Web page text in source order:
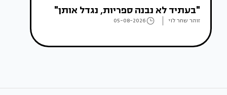
"בעתיד לא נבנה ספריות, נגדל אותן"
זוהר שחר לוי 05-08-2026